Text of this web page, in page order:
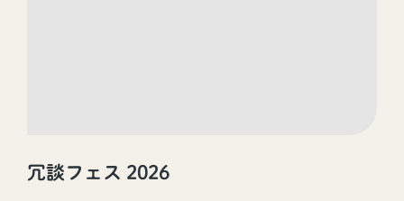
冗談フェス 2026